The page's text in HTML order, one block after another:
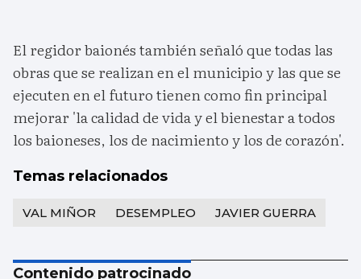
El regidor baionés también señaló que todas las
obras que se realizan en el municipio y las que se
ejecuten en el futuro tienen como fin principal
mejorar 'la calidad de vida y el bienestar a todos
los baioneses, los de nacimiento y los de corazón'.
Temas relacionados
VAL MIÑOR DESEMPLEO JAVIER GUERRA
Contenido patrocinado